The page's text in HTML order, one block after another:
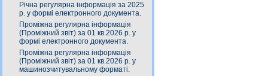
Річна регулярна інформація за 2025
р. у формі електронного документа.
Проміжна регулярна інформація
(Проміжний звіт) за 01 кв.2026 р. у
формі електронного документа.
Проміжна регулярна інформація
(Проміжний звіт) за 01 кв.2026 р. у
машинозчитувальному форматі.